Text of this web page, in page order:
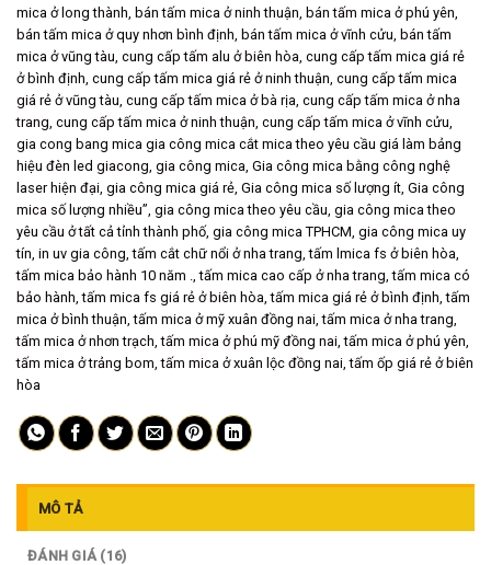
mica ở long thành bán tấm mica ở ninh thuận bán tấm mica ở phú yên
bán tấm mica ở quy nhơn bình định bán tấm mica ở vĩnh cửu bán tấm
mica ở vũng tàu cung cấp tấm alu ở biên hòa cung cấp tấm mica giá rẻ
ở bình định cung cấp tấm mica giá rẻ ở ninh thuận cung cấp tấm mica
giá rẻ ở vũng tàu cung cấp tấm mica ở bà rịa cung cấp tấm mica ở nha
trang cung cấp tấm mica ở ninh thuận cung cấp tấm mica ở vĩnh cửu
gia cong bang mica gia công mica cắt mica theo yêu cầu giá làm bảng
hiệu đèn led giacong gia công mica Gia công mica bằng công nghệ
laser hiện đại gia công mica giá rẻ Gia công mica số lượng ít Gia công
mica số lượng nhiều” gia công mica theo yêu cầu gia công mica theo
yêu cầu ở tất cả tỉnh thành phố, gia công mica TPHCM gia công mica uy
tín in uv gia công ,tấm cắt chữ nổi ở nha trang ,tấm lmica fs ở biên hòa
tấm mica bảo hành 10 năm .
,tấm mica cao cấp ở nha trang ,tấm mica có
bảo hành ,tấm mica fs giá rẻ ở biên hòa ,tấm mica giá rẻ ở bình định ,tấm
mica ở bình thuận ,tấm mica ở mỹ xuân đồng nai ,tấm mica ở nha trang
tấm mica ở nhơn trạch ,tấm mica ở phú mỹ đồng nai ,tấm mica ở phú yên
tấm mica ở trảng bom ,tấm mica ở xuân lộc đồng nai ,tấm ốp giá rẻ ở biên
hòa
MÔ TẢ
ĐÁNH GIÁ (16)